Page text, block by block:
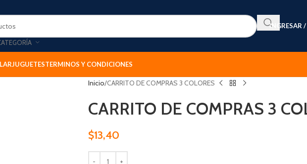
INGRESAR
JUGUETESTERMINOS Y CONDICIONES
Inicio CARRITO DE COMPRAS 3 COLORES
CARRITO DE COMPRAS 3
$13,40